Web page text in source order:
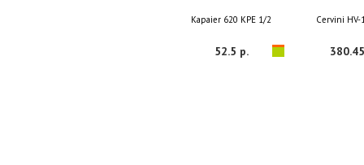
Kapaier 620 KPE 1/2
52.5 р.
Cervini HV-